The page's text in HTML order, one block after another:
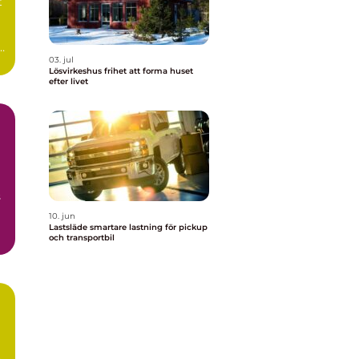
03. jul
Lösvirkeshus frihet att forma huset
efter livet
10. jun
Lastsläde smartare lastning för pickup
och transportbil